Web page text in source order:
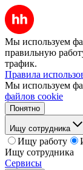
Мы используем
правильную
трафик.
Правила
Мы используем
файлов cookie
Понятно
Ищу сотрудника
Ищу работу
Ищу сотрудника
Сервисы